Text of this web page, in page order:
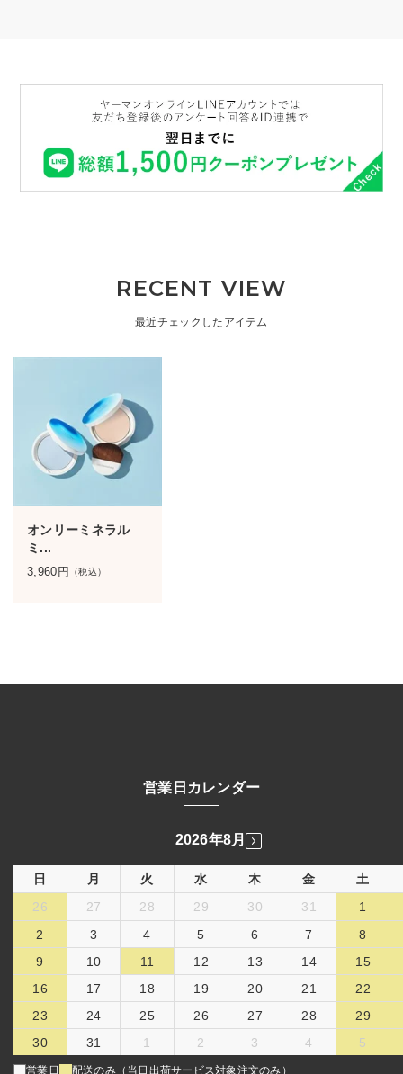
RECENT VIEW
最近チェックしたアイテム
オンリーミネラル
ミ...
3,960 円 （税込）
営業日カレンダー
2026年8月
日 月 火 水 木 金
土
26
27 28 29 30 31
1
2
3 4 5 6 7
8
9
10 11 12 13 14
15
16
17 18 19 20 21
22
23
24 25 26 27 28
29
30
31 1 2 3 4 5
営業日 配送のみ（当日出荷サービス対象注文のみ）